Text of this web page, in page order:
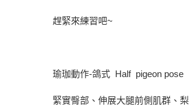
趕緊來練習吧~
瑜珈動作-鴿式 Half pigeon pose
緊實臀部、伸展大腿前側肌群、